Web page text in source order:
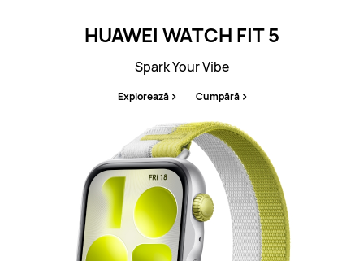
HUAWEI WATCH FIT 5
Spark Your Vibe
Explorează Cumpără